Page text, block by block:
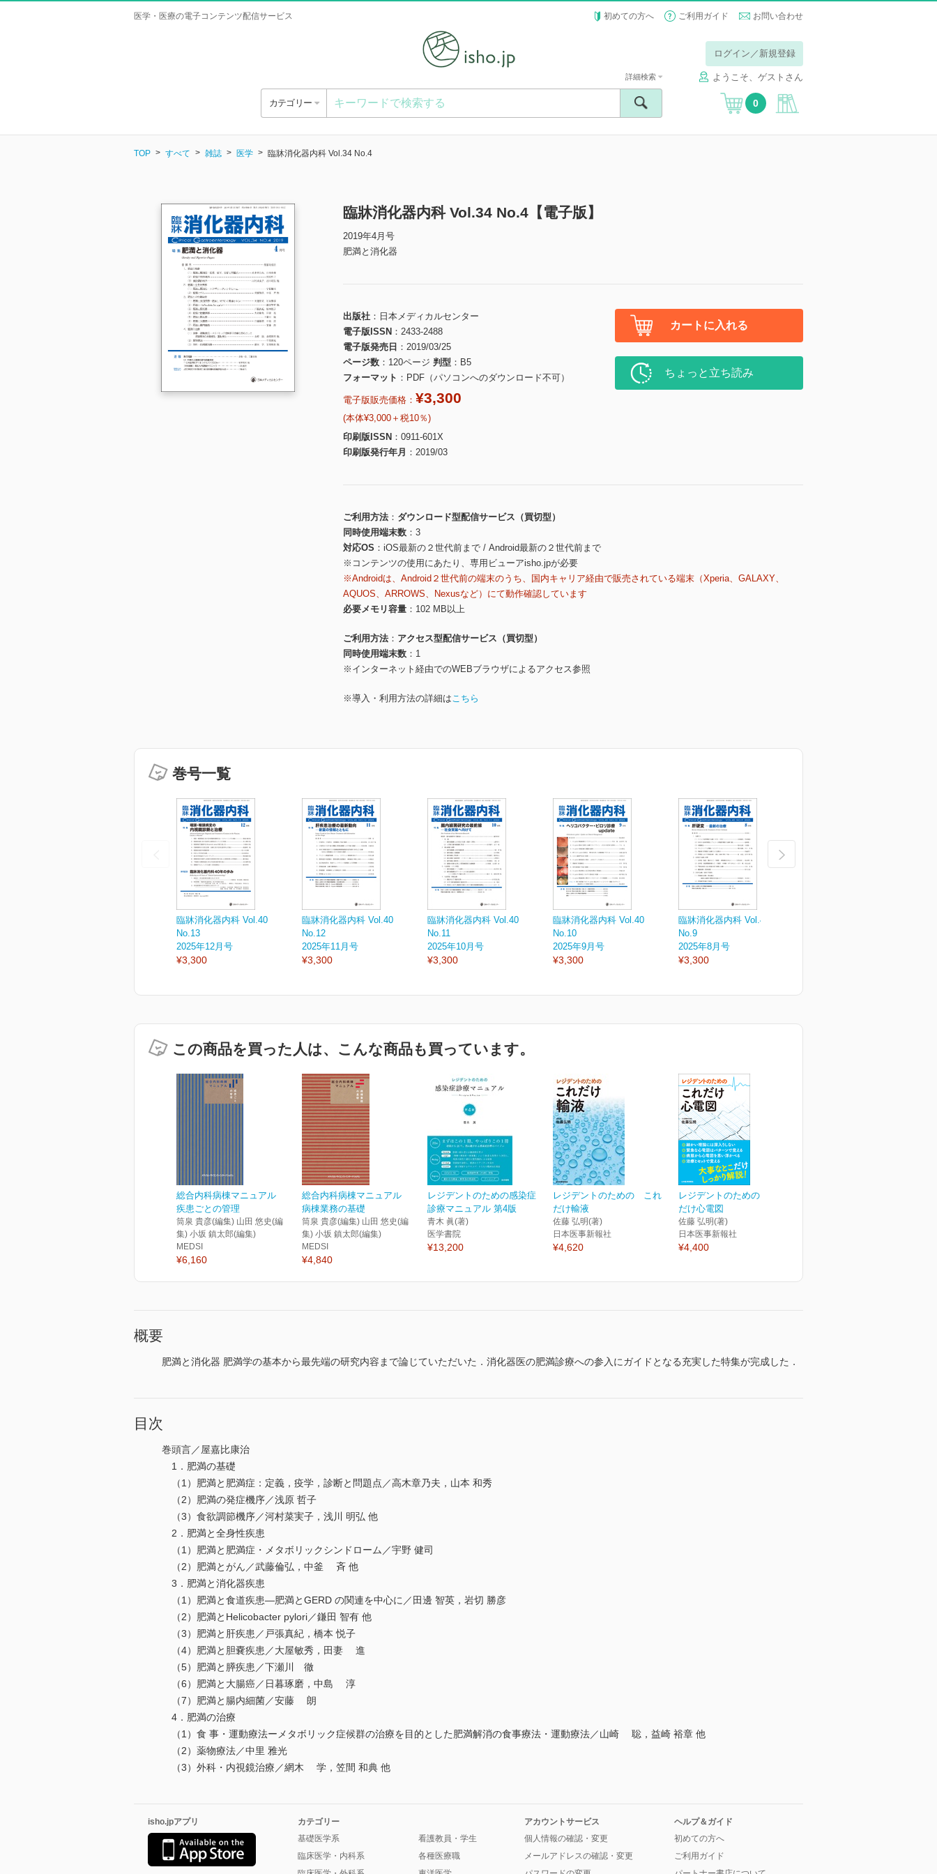
医学・医療の電子コンテンツ配信サービス 初めての方へ ご利用ガイド お問い合わせ
ログイン／新規登録
ようこそ、ゲストさん
カテゴリー
詳細検索
0
TOP すべて 雑誌 医学 臨牀消化器内科 Vol.34 No.4
臨牀消化器内科 Vol.34 No.4【電子版】
2019年4月号
肥満と消化器
出版社
日本メディカルセンター
電子版ISSN
2433-2488
電子版発売日
2019/03/25
ページ数
120ページ 判型
B5
フォーマット
PDF（パソコンへのダウンロード不可）
電子版販売価格： ¥3,300
(本体¥3,000＋税10％)
印刷版ISSN
0911-601X
印刷版発行年月
2019/03
カートに入れる
ちょっと立ち読み
ご利用方法
ダウンロード型配信サービス（買切型）
同時使用端末数
3
対応OS
iOS最新の２世代前まで / Android最新の２世代前まで
※コンテンツの使用にあたり、専用ビューアisho.jpが必要
※Androidは、Android２世代前の端末のうち、国内キャリア経由で販売されている端末（Xperia、GALAXY、
AQUOS、ARROWS、Nexusなど）にて動作確認しています
必要メモリ容量
102 MB以上
ご利用方法
アクセス型配信サービス（買切型）
同時使用端末数
1
※インターネット経由でのWEBブラウザによるアクセス参照
※導入・利用方法の詳細はこちら
巻号一覧
臨牀消化器内科 Vol.40
No.13
2025年12月号
¥3,300
臨牀消化器内科 Vol.40
No.12
2025年11月号
¥3,300
臨牀消化器内科 Vol.40
No.11
2025年10月号
¥3,300
臨牀消化器内科 Vol.40
No.10
2025年9月号
¥3,300
臨牀消化器内科 Vol.40
No.9
2025年8月号
¥3,300
この商品を買った人は、こんな商品も買っています。
総合内科病棟マニュアル
疾患ごとの管理
筒泉 貴彦(編集) 山田 悠史(編
集) 小坂 鎮太郎(編集)
MEDSI
¥6,160
総合内科病棟マニュアル
病棟業務の基礎
筒泉 貴彦(編集) 山田 悠史(編
集) 小坂 鎮太郎(編集)
MEDSI
¥4,840
レジデントのための感染症
診療マニュアル 第4版
青木 眞(著)
医学書院
¥13,200
レジデントのための これ
だけ輸液
佐藤 弘明(著)
日本医事新報社
¥4,620
レジデントのための これ
だけ心電図
佐藤 弘明(著)
日本医事新報社
¥4,400
概要
肥満と消化器 肥満学の基本から最先端の研究内容まで論じていただいた．消化器医の肥満診療への参入にガイドとなる充実した特集が完成した．
目次
巻頭言／屋嘉比康治
1．肥満の基礎
（1）肥満と肥満症：定義，疫学，診断と問題点／高木章乃夫，山本 和秀
（2）肥満の発症機序／浅原 哲子
（3）食欲調節機序／河村菜実子，浅川 明弘 他
2．肥満と全身性疾患
（1）肥満と肥満症・メタボリックシンドローム／宇野 健司
（2）肥満とがん／武藤倫弘，中釜 斉 他
3．肥満と消化器疾患
（1）肥満と食道疾患―肥満とGERD の関連を中心に／田邊 智英，岩切 勝彦
（2）肥満とHelicobacter pylori／鎌田 智有 他
（3）肥満と肝疾患／戸張真紀，橋本 悦子
（4）肥満と胆嚢疾患／大屋敏秀，田妻 進
（5）肥満と膵疾患／下瀬川 徹
（6）肥満と大腸癌／日暮琢磨，中島 淳
（7）肥満と腸内細菌／安藤 朗
4．肥満の治療
（1）食 事・運動療法ーメタボリック症候群の治療を目的とした肥満解消の食事療法・運動療法／山崎 聡，益崎 裕章 他
（2）薬物療法／中里 雅光
（3）外科・内視鏡治療／網木 学，笠間 和典 他
isho.jpアプリ
カテゴリー
基礎医学系
臨床医学・内科系
看護教員・学生
各種医療職
アカウントサービス
個人情報の確認・変更
メールアドレスの確認・変更
ヘルプ＆ガイド
初めての方へ
ご利用ガイド